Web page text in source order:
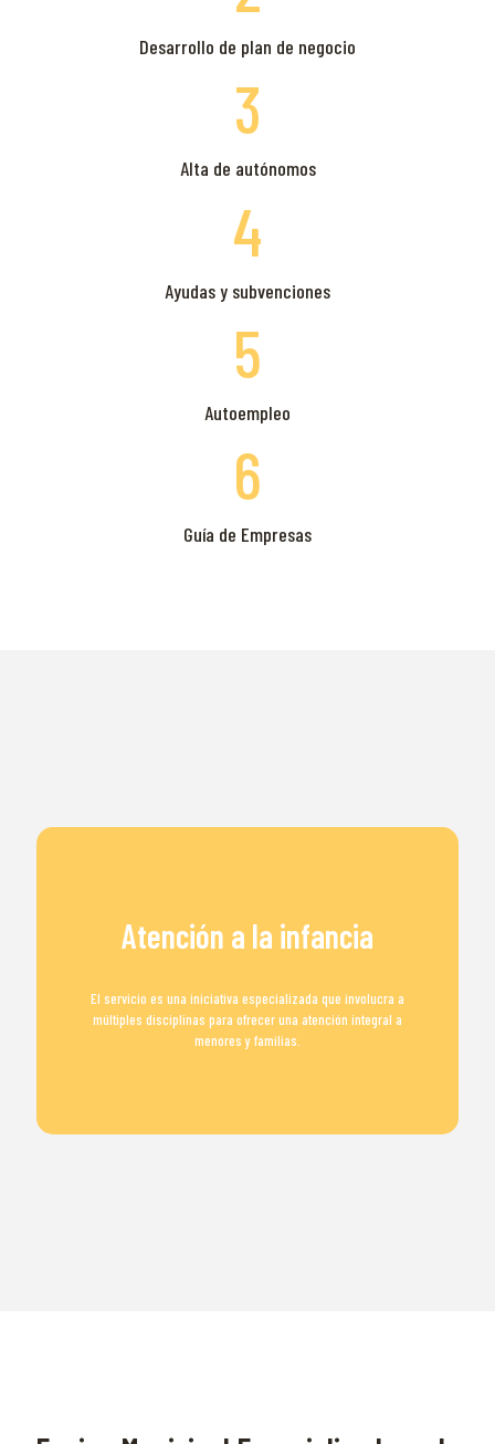
Desarrollo de plan de negocio
3
Alta de autónomos
4
Ayudas y subvenciones
5
Autoempleo
6
Guía de Empresas
Atención a la infancia
El servicio es una iniciativa especializada que involucra a
múltiples disciplinas para ofrecer una atención integral a
menores y familias.